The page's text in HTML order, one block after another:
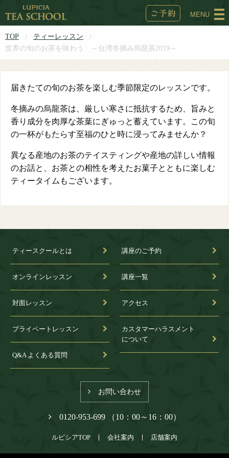
MENU
TOP
ティーレッスン
世界の旬のお茶を味わう ～台湾冬摘み烏龍茶2019～
届きたての旬のお茶を楽しむ季節限定のレッスンです。
冬摘みの烏龍茶は、厳しい寒さに抵抗するため、旨みと
香り成分を肉厚な茶葉にぎゅっと蓄えています。この旬
の一杯がもたらす至福のひと時に浸ってみませんか？
異なる産地のお茶のテイスティングや産地の詳しい情報
のお話と、お茶との相性を考えたお菓子とともに楽しむ
ティータイムもございます。
ティースクールとは
オンラインレッスン
対面レッスン
プライベートレッスン
Q&A よくある質問
講座のご予約
講座一覧
アクセス
カスタマーハラスメント
について
お問い合わせ
0120-953-699 （10：00～16：00）
ルピシアTOP 会社案内 店舗案内